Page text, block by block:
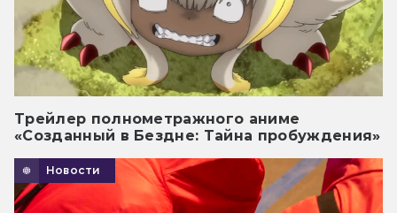
Трейлер полнометражного аниме
«Созданный в Бездне: Тайна пробуждения»
Новости